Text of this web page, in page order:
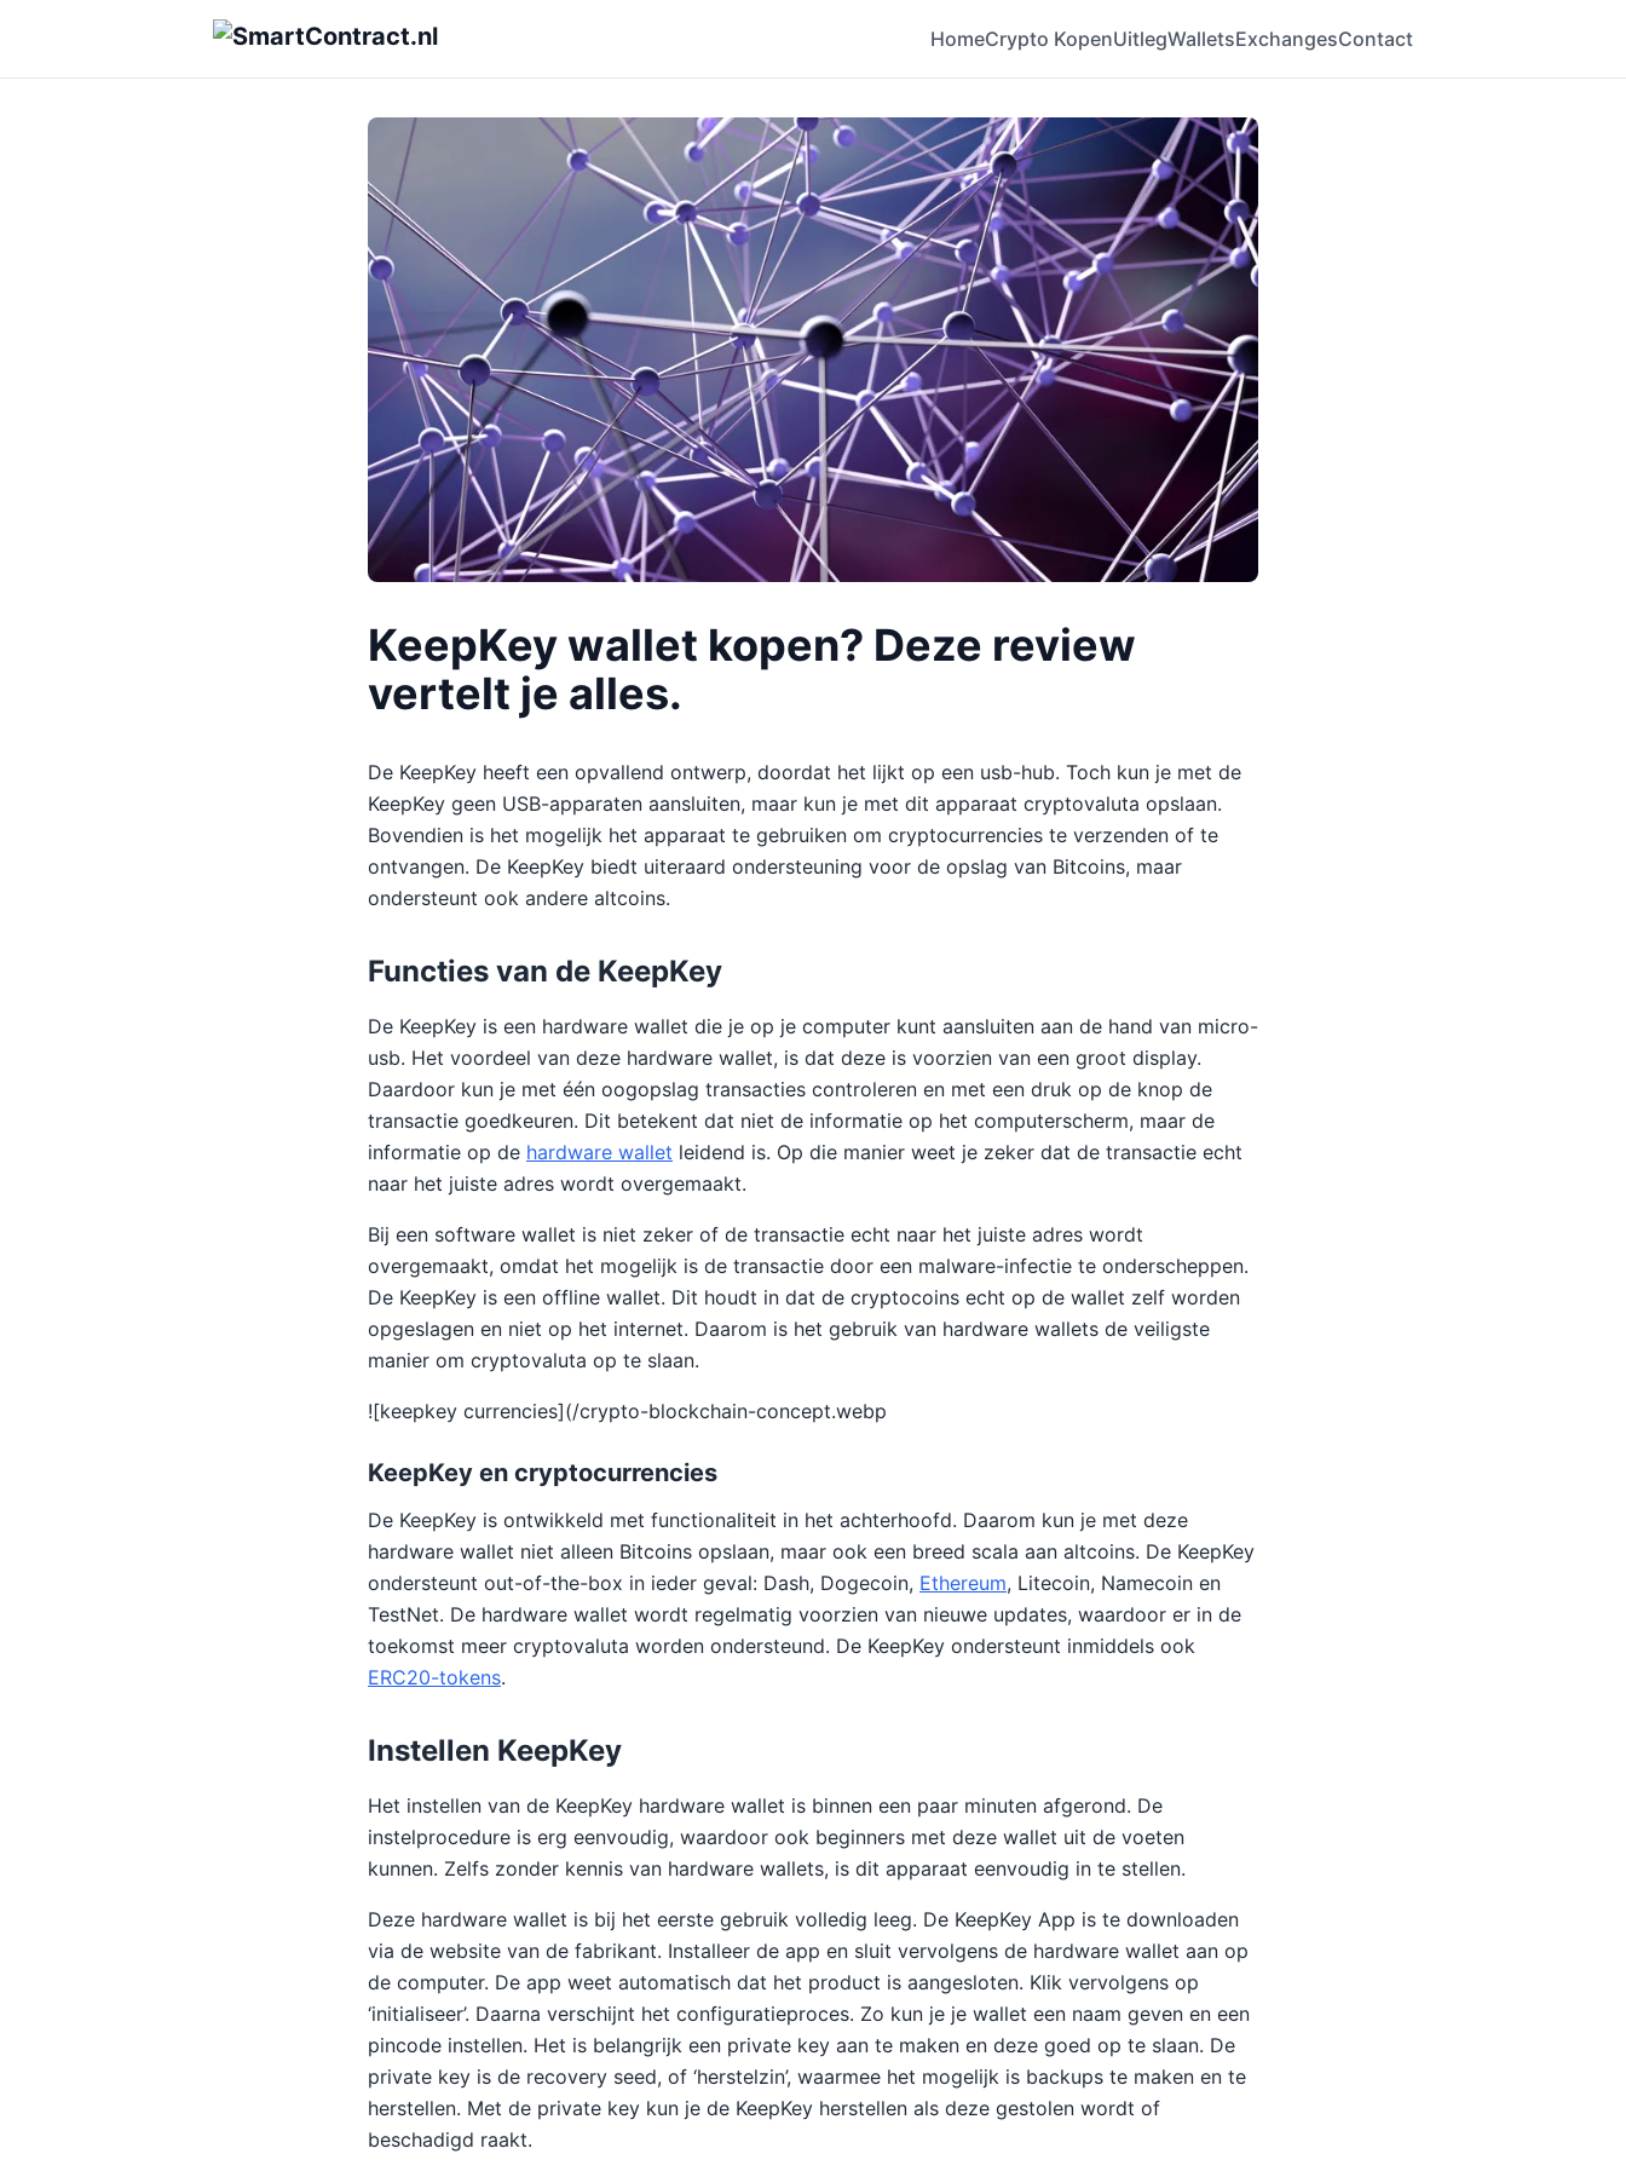
HomeCrypto KopenUitlegWalletsExchangesContact
KeepKey wallet kopen? Deze review
vertelt je alles.
De KeepKey heeft een opvallend ontwerp, doordat het lijkt op een usb-hub. Toch kun je met de
KeepKey geen USB-apparaten aansluiten, maar kun je met dit apparaat cryptovaluta opslaan.
Bovendien is het mogelijk het apparaat te gebruiken om cryptocurrencies te verzenden of te
ontvangen. De KeepKey biedt uiteraard ondersteuning voor de opslag van Bitcoins, maar
ondersteunt ook andere altcoins.
Functies van de KeepKey
De KeepKey is een hardware wallet die je op je computer kunt aansluiten aan de hand van micro-
usb. Het voordeel van deze hardware wallet, is dat deze is voorzien van een groot display.
Daardoor kun je met één oogopslag transacties controleren en met een druk op de knop de
transactie goedkeuren. Dit betekent dat niet de informatie op het computerscherm, maar de
informatie op de hardware wallet leidend is. Op die manier weet je zeker dat de transactie echt
naar het juiste adres wordt overgemaakt.
Bij een software wallet is niet zeker of de transactie echt naar het juiste adres wordt
overgemaakt, omdat het mogelijk is de transactie door een malware-infectie te onderscheppen.
De KeepKey is een offline wallet. Dit houdt in dat de cryptocoins echt op de wallet zelf worden
opgeslagen en niet op het internet. Daarom is het gebruik van hardware wallets de veiligste
manier om cryptovaluta op te slaan.
![keepkey currencies](/crypto-blockchain-concept.webp
KeepKey en cryptocurrencies
De KeepKey is ontwikkeld met functionaliteit in het achterhoofd. Daarom kun je met deze
hardware wallet niet alleen Bitcoins opslaan, maar ook een breed scala aan altcoins. De KeepKey
ondersteunt out-of-the-box in ieder geval: Dash, Dogecoin, Ethereum, Litecoin, Namecoin en
TestNet. De hardware wallet wordt regelmatig voorzien van nieuwe updates, waardoor er in de
toekomst meer cryptovaluta worden ondersteund. De KeepKey ondersteunt inmiddels ook
ERC20-tokens.
Instellen KeepKey
Het instellen van de KeepKey hardware wallet is binnen een paar minuten afgerond. De
instelprocedure is erg eenvoudig, waardoor ook beginners met deze wallet uit de voeten
kunnen. Zelfs zonder kennis van hardware wallets, is dit apparaat eenvoudig in te stellen.
Deze hardware wallet is bij het eerste gebruik volledig leeg. De KeepKey App is te downloaden
via de website van de fabrikant. Installeer de app en sluit vervolgens de hardware wallet aan op
de computer. De app weet automatisch dat het product is aangesloten. Klik vervolgens op
‘initialiseer’. Daarna verschijnt het configuratieproces. Zo kun je je wallet een naam geven en een
pincode instellen. Het is belangrijk een private key aan te maken en deze goed op te slaan. De
private key is de recovery seed, of ‘herstelzin’, waarmee het mogelijk is backups te maken en te
herstellen. Met de private key kun je de KeepKey herstellen als deze gestolen wordt of
beschadigd raakt.